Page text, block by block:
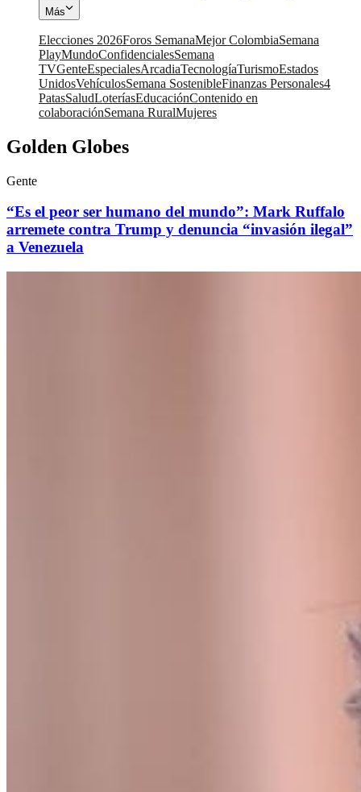
Más
Elecciones 2026Foros SemanaMejor ColombiaSemana
PlayMundoConfidencialesSemana
TVGenteEspecialesArcadiaTecnologíaTurismoEstados
UnidosVehículosSemana SostenibleFinanzas Personales4
PatasSaludLoteríasEducaciónContenido en
colaboraciónSemana RuralMujeres
Golden Globes
Gente
“Es el peor ser humano del mundo”: Mark Ruffalo
arremete contra Trump y denuncia “invasión ilegal”
a Venezuela